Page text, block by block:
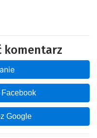
komentarz
Facebook
Google